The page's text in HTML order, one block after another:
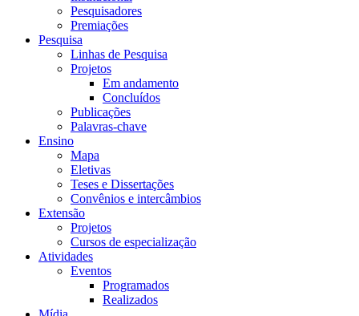
Pesquisadores
Premiações
Pesquisa
Linhas de Pesquisa
Projetos
Em andamento
Concluídos
Publicações
Palavras-chave
Ensino
Mapa
Eletivas
Teses e Dissertações
Convênios e intercâmbios
Extensão
Projetos
Cursos de especialização
Atividades
Eventos
Programados
Realizados